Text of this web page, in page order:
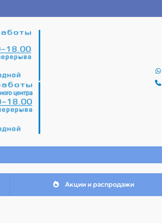
Акции и распродажи